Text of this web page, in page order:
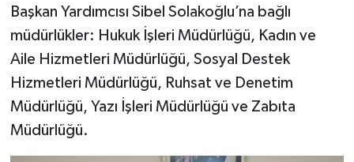
Başkan Yardımcısı Sibel Solakoğlu’na bağlı
müdürlükler: Hukuk İşleri Müdürlüğü, Kadın ve
Aile Hizmetleri Müdürlüğü, Sosyal Destek
Hizmetleri Müdürlüğü, Ruhsat ve Denetim
Müdürlüğü, Yazı İşleri Müdürlüğü ve Zabıta
Müdürlüğü.